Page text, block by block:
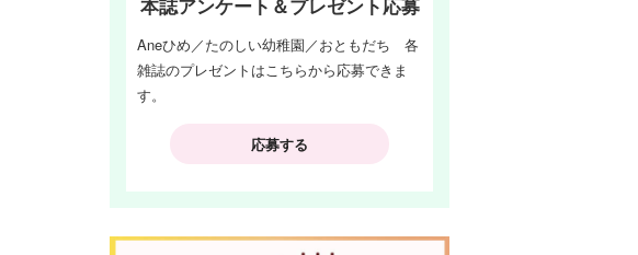
本誌アンケート＆プレゼント応募
Aneひめ／たのしい幼稚園／おともだち 各
雑誌のプレゼントはこちらから応募できま
す。
応募する